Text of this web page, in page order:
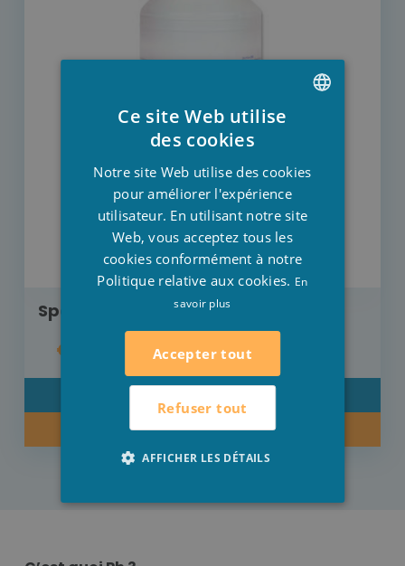
Spa Line Spa pH Plus 1 litre
€ 8,50
ACHETER MAINTENANT
ENGLISH
Ce site Web utilise
des cookies
Notre site Web utilise des cookies
pour améliorer l'expérience
utilisateur. En utilisant notre site
Web, vous acceptez tous les
cookies conformément à notre
Politique relative aux cookies. En
savoir plus
Accepter tout
Refuser tout
AFFICHER LES DÉTAILS